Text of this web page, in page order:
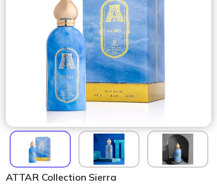
ATTAR Collection Sierra